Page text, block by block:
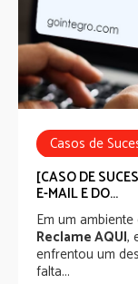
Casos de
Employee
[CASO DE
E-MAIL E DO...
Em um
Reclame AQUI,
enfrentou um
falta...